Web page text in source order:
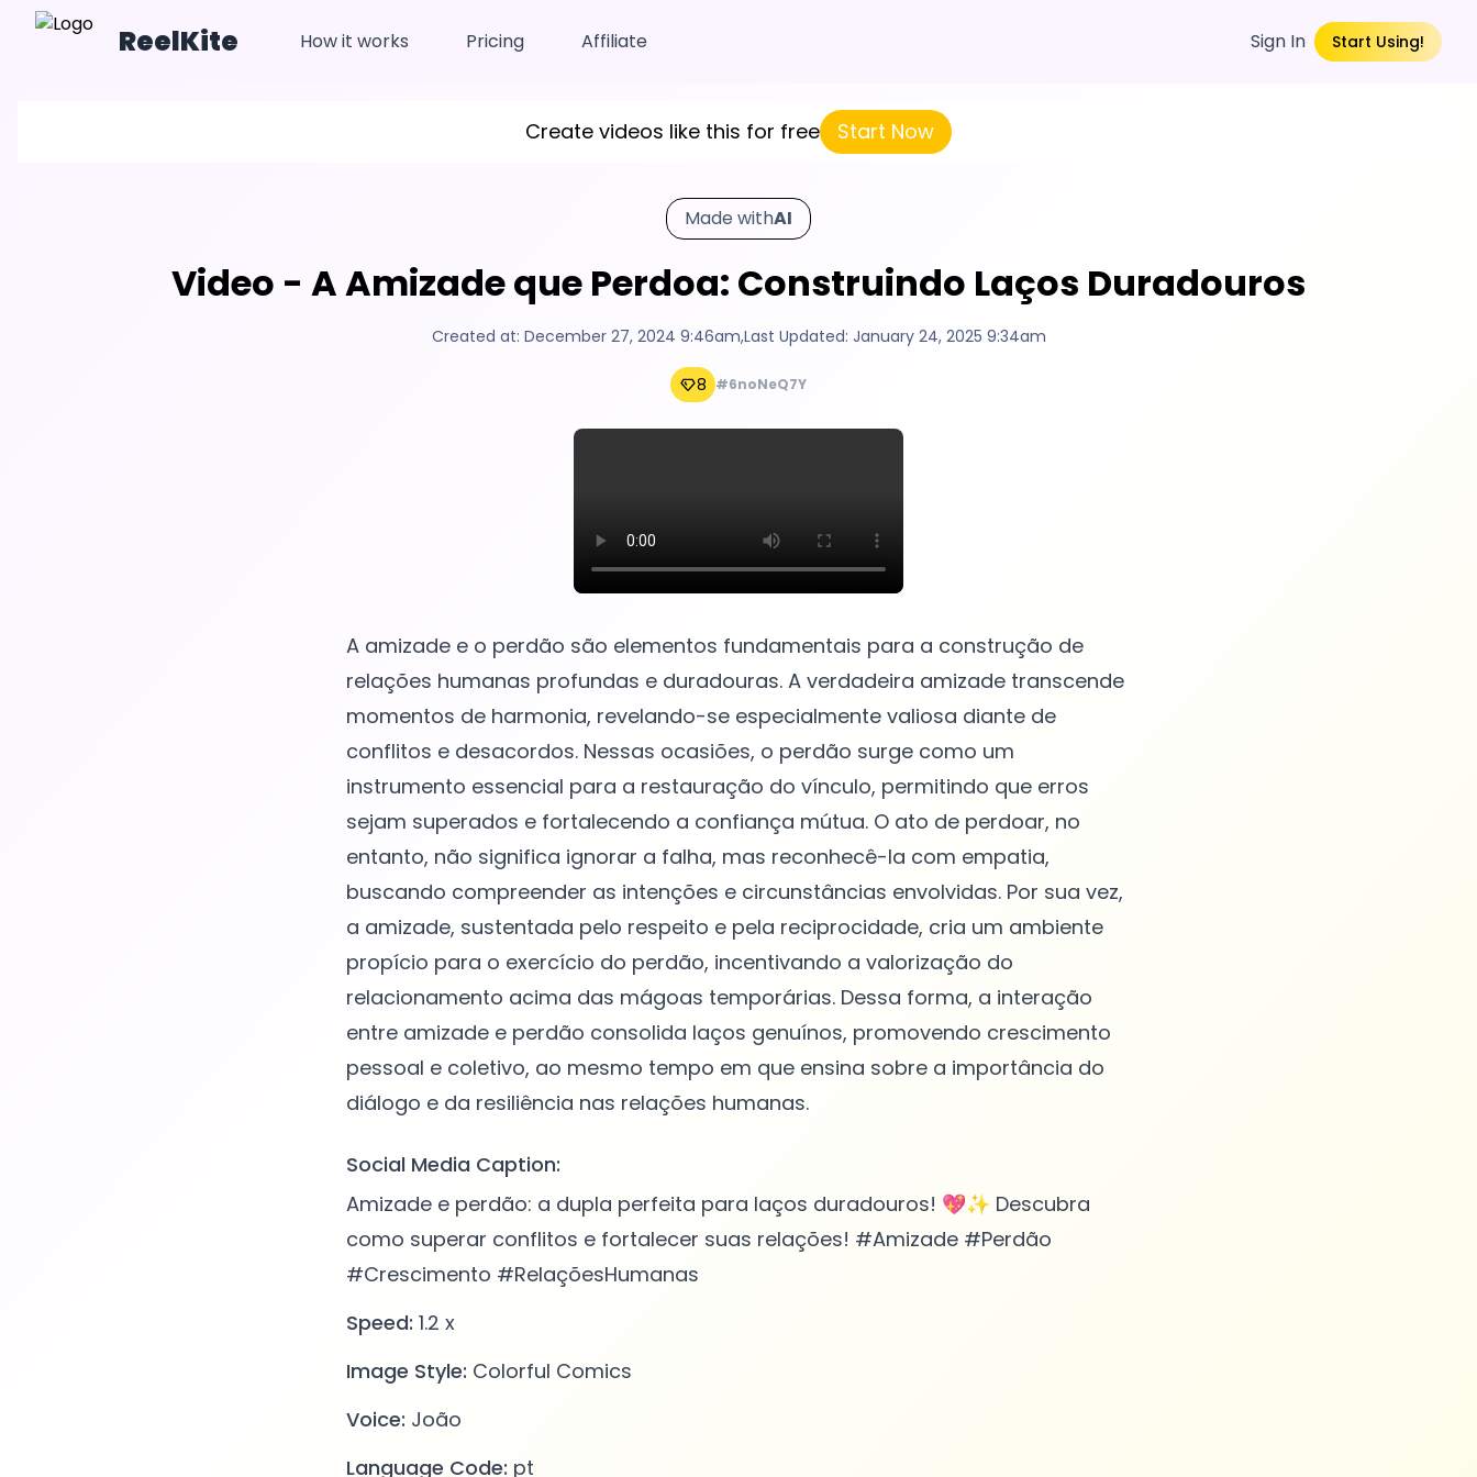
ReelKite How it works Pricing Affiliate Sign In Start Using!
Create videos like this for free Start Now
Made withAI
Video - A Amizade que Perdoa: Construindo Laços Duradouros
Created at: December 27, 2024 9:46am,Last Updated: January 24, 2025 9:34am
8 #6noNeQ7Y
A amizade e o perdão são elementos fundamentais para a construção de
relações humanas profundas e duradouras. A verdadeira amizade transcende
momentos de harmonia, revelando-se especialmente valiosa diante de
conflitos e desacordos. Nessas ocasiões, o perdão surge como um
instrumento essencial para a restauração do vínculo, permitindo que erros
sejam superados e fortalecendo a confiança mútua. O ato de perdoar, no
entanto, não significa ignorar a falha, mas reconhecê-la com empatia,
buscando compreender as intenções e circunstâncias envolvidas. Por sua vez,
a amizade, sustentada pelo respeito e pela reciprocidade, cria um ambiente
propício para o exercício do perdão, incentivando a valorização do
relacionamento acima das mágoas temporárias. Dessa forma, a interação
entre amizade e perdão consolida laços genuínos, promovendo crescimento
pessoal e coletivo, ao mesmo tempo em que ensina sobre a importância do
diálogo e da resiliência nas relações humanas.
Social Media Caption:
Amizade e perdão: a dupla perfeita para laços duradouros! 💖✨ Descubra
como superar conflitos e fortalecer suas relações! #Amizade #Perdão
#Crescimento #RelaçõesHumanas
Speed: 1.2 x
Image Style: Colorful Comics
Voice: João
Language Code: pt